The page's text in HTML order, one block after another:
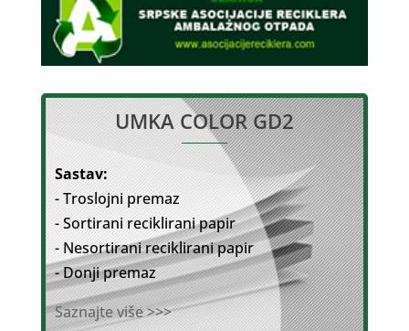
UMKA COLOR GD2
Sastav:
- Troslojni premaz
- Sortirani reciklirani papir
- Nesortirani reciklirani papir
- Donji premaz
Saznajte više >>>